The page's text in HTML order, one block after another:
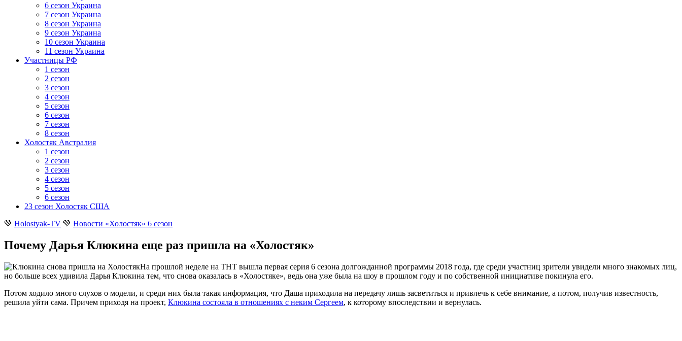
6 сезон Украина
7 сезон Украина
8 сезон Украина
9 сезон Украина
10 сезон Украина
11 сезон Украина
Участницы РФ
1 сезон
2 сезон
3 сезон
4 сезон
5 сезон
6 сезон
7 сезон
8 сезон
Холостяк Австралия
1 сезон
2 сезон
3 сезон
4 сезон
5 сезон
6 сезон
23 сезон Холостяк США
💚 Holostyak-TV 💚 Новости «Холостяк» 6 сезон
Почему Дарья Клюкина еще раз пришла на «Холостяк»
На прошлой неделе на ТНТ вышла первая серия 6 сезона долгожданной программы 2018 года, где среди участниц зрители увидели много знакомых лиц,
но больше всех удивила Дарья Клюкина тем, что снова оказалась в «Холостяке», ведь она уже была на шоу в прошлом году и по собственной инициативе покинула его.
Потом ходило много слухов о модели, и среди них была такая информация, что Даша приходила на передачу лишь засветиться и привлечь к себе внимание, а потом, получив известность,
решила уйти сама. Причем приходя на проект, Клюкина состояла в отношениях с неким Сергеем, к которому впоследствии и вернулась.